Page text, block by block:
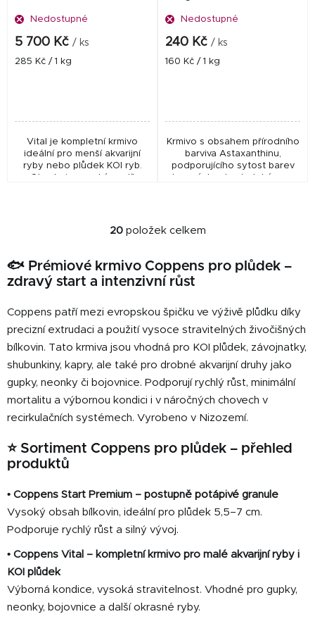
Nedostupné
5 700 Kč / ks
Měrná
285 Kč / 1 kg
Vital je kompletní krmivo
ideální pro menší akvarijní
ryby nebo plůdek KOI ryb.
Nedostupné
240 Kč / ks
Měrná
160 Kč / 1 kg
Krmivo s obsahem přírodního
barviva Astaxanthinu,
podporujícího sytost barev
O
l
á
a
c
í
p
r
k
y
ý
s
u
20položek celkem
🐟 Prémiové krmivo Coppens pro plůdek –
zdravý start a intenzivní růst
Coppens patří mezi evropskou špičku ve výživě plůdku díky
precizní extrudaci a použití vysoce stravitelných živočišných
bílkovin. Tato krmiva jsou vhodná pro KOI plůdek, závojnatky,
shubunkiny, kapry, ale také pro drobné akvarijní druhy jako
gupky, neonky či bojovnice. Podporují rychlý růst, minimální
mortalitu a výbornou kondici i v náročných chovech v
recirkulačních systémech. Vyrobeno v Nizozemí.
⭐ Sortiment Coppens pro plůdek – přehled
produktů
• Coppens Start Premium – postupně potápivé granule
Vysoký obsah bílkovin, ideální pro plůdek 5,5–7 cm.
Podporuje rychlý růst a silný vývoj.
• Coppens Vital – kompletní krmivo pro malé akvarijní ryby i
KOI plůdek
Výborná kondice, vysoká stravitelnost. Vhodné pro gupky,
neonky, bojovnice a další okrasné ryby.